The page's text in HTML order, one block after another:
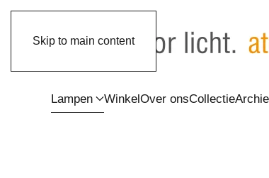
Skip to main content
Lampen WinkelOver onsCollectie